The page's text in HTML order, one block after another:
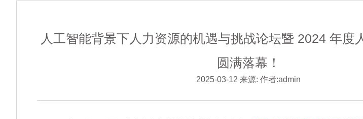
人工智能背景下人力资源的机遇与挑战论坛暨 2024 年度
圆满落幕！
2025-03-12 来源: 作者:admin